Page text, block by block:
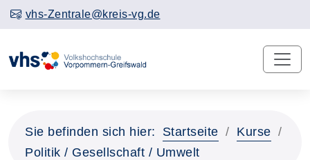
vhs-Zentrale@kreis-vg.de
Sie befinden sich hier: Startseite
Kurse
Politik / Gesellschaft / Umwelt